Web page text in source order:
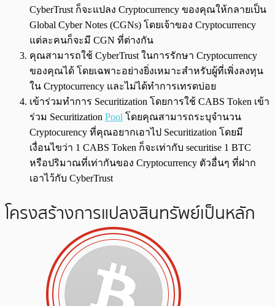
CyberTrust ก็จะแปลง Cryptocurrency ของคุณให้กลายเป็น
Global Cyber Notes (CGNs) โดยเจ้าของ Cryptocurrency
แต่ละคนก็จะมี CGN ที่ต่างกัน
คุณสามารถใช้ CyberTrust ในการรักษา Cryptocurrency
ของคุณได้ โดยเฉพาะอย่างยิ่งเหมาะสำหรับผู้ที่เพิ่งลงทุน
ใน Cryptocurrency และไม่ได้ทำการเทรดบ่อย
เข้าร่วมทำการ Securitization โดยการใช้ CABS Token เข้า
ร่วม Securitization Pool โดยคุณสามารถระบุจำนวน
Cryptocurency ที่คุณอยากเอาไป Securitization โดยมี
เงื่อนไขว่า 1 CABS Token ก็จะเท่ากับ securitise 1 BTC
หรือปริมาณที่เท่ากันของ Cryptocurrency ตัวอื่นๆ ที่ฝาก
เอาไว้กับ CyberTrust
โครงสร้างการแปลงสินทรัพย์เป็นหลัก